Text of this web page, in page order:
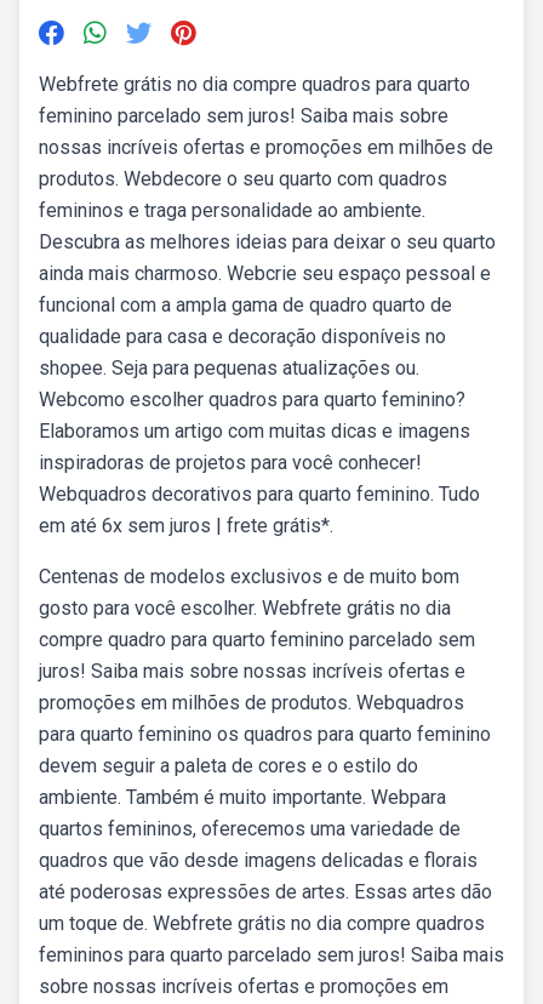
Webfrete grátis no dia compre quadros para quarto
feminino parcelado sem juros! Saiba mais sobre
nossas incríveis ofertas e promoções em milhões de
produtos. Webdecore o seu quarto com quadros
femininos e traga personalidade ao ambiente.
Descubra as melhores ideias para deixar o seu quarto
ainda mais charmoso. Webcrie seu espaço pessoal e
funcional com a ampla gama de quadro quarto de
qualidade para casa e decoração disponíveis no
shopee. Seja para pequenas atualizações ou.
Webcomo escolher quadros para quarto feminino?
Elaboramos um artigo com muitas dicas e imagens
inspiradoras de projetos para você conhecer!
Webquadros decorativos para quarto feminino. Tudo
em até 6x sem juros | frete grátis*.
Centenas de modelos exclusivos e de muito bom
gosto para você escolher. Webfrete grátis no dia
compre quadro para quarto feminino parcelado sem
juros! Saiba mais sobre nossas incríveis ofertas e
promoções em milhões de produtos. Webquadros
para quarto feminino os quadros para quarto feminino
devem seguir a paleta de cores e o estilo do
ambiente. Também é muito importante. Webpara
quartos femininos, oferecemos uma variedade de
quadros que vão desde imagens delicadas e florais
até poderosas expressões de artes. Essas artes dão
um toque de. Webfrete grátis no dia compre quadros
femininos para quarto parcelado sem juros! Saiba mais
sobre nossas incríveis ofertas e promoções em